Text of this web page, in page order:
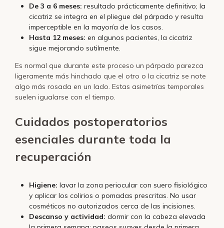
De 3 a 6 meses: resultado prácticamente definitivo; la
cicatriz se integra en el pliegue del párpado y resulta
imperceptible en la mayoría de los casos.
Hasta 12 meses: en algunos pacientes, la cicatriz
sigue mejorando sutilmente.
Es normal que durante este proceso un párpado parezca
ligeramente más hinchado que el otro o la cicatriz se note
algo más rosada en un lado. Estas asimetrías temporales
suelen igualarse con el tiempo.
Cuidados postoperatorios
esenciales durante toda la
recuperación
Higiene: lavar la zona periocular con suero fisiológico
y aplicar los colirios o pomadas prescritas. No usar
cosméticos no autorizados cerca de las incisiones.
Descanso y actividad: dormir con la cabeza elevada